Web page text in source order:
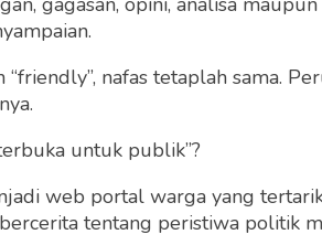
Ingat saya
Buat Akun Baru
nafas tetaplah sama.
untuk publik”?
web portal warga yang
tentang peristiwa politik